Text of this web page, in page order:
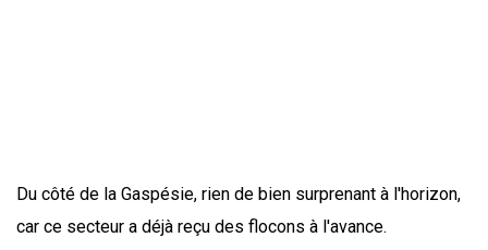
Du côté de la Gaspésie, rien de bien surprenant à l'horizon,
car ce secteur a déjà reçu des flocons à l'avance.